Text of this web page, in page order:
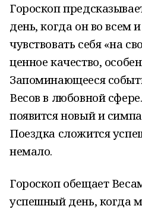
Гороскоп
день, когда он во всем
чувствовать себя «на
ценное качество,
Запоминающееся
Весов в любовной
появится новый и
Поездка сложится
немало.
Гороскоп обещает
успешный день, когда